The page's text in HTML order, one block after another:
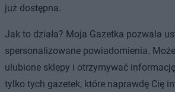
już dostępna.
Jak to działa? Moja Gazetka pozwala
spersonalizowane powiadomienia.
ulubione sklepy i otrzymywać
tylko tych gazetek, które naprawdę Cię